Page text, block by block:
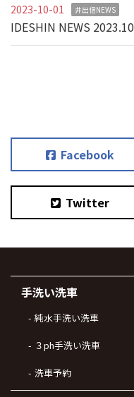
2023-10-01 井出信NEWS
IDESHIN NEWS 2023.10
Facebook
Twitter
手洗い洗車
純水手洗い洗車
３ph手洗い洗車
洗車予約